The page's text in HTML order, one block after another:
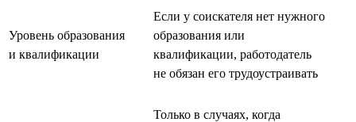
Уровень образования
и квалификации
Если у соискателя нет нужного
образования или
квалификации, работодатель
не обязан его трудоустраивать
Только в случаях, когда